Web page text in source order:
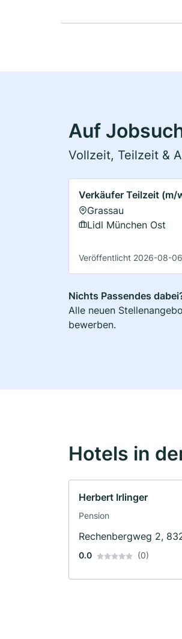
Auf
Vollzeit, Teilzeit &
Verkäufer Teilzeit (m/
Grassau
Lidl München Ost
Veröffentlicht 2026-08-06
Nichts Passendes
Alle neuen
bewerben.
Hotels in
Herbert Irlinger
Pension
Rechenbergweg 2,
0.0 (0)